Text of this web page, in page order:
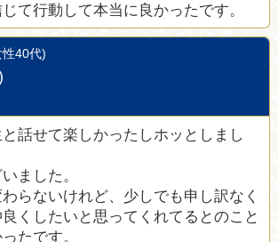
て行動して本当に良かったです。
40代)
話せて楽しかったしホッとしまし
ました。
らないけれど、少しでも申し訳なく
くしたいと思ってくれてるとのこと
たです。